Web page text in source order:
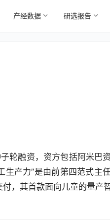
产经数据 研选报告
轮融资，资方包括阿米巴
产力”是由前第四范式主
，其首款面向儿童的量产